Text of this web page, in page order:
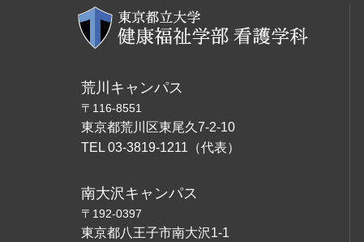
荒川キャンパス
〒116-8551
東京都荒川区東尾久7-2-10
TEL 03-3819-1211（代表）
南大沢キャンパス
〒192-0397
東京都八王子市南大沢1-1